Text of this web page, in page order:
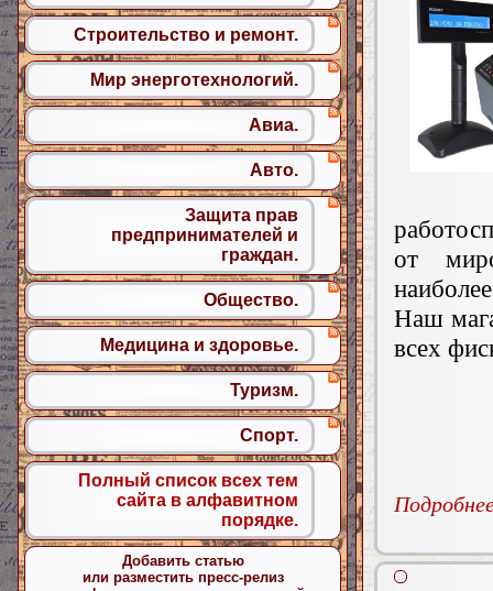
от
Наш
всех
Строительство и ремонт.
Мир энерготехнологий.
Авиа.
Авто.
Защита прав
предпринимателей и
граждан.
Общество.
Медицина и здоровье.
Туризм.
Спорт.
Полный список всех тем
сайта в алфавитном
порядке.
Добавить статью
или разместить пресс-релиз